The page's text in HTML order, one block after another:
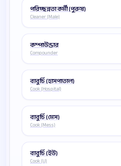
পরিচ্ছন্নতা কর্মী (পুরুষ)
Cleaner (Male)
কম্পাউন্ডার
Compounder
বাবুর্চি (হাসপাতাল)
Cook (Hospital)
বাবুর্চি (মেস)
Cook (Mess)
বাবুর্চি (ইউ)
Cook (U)